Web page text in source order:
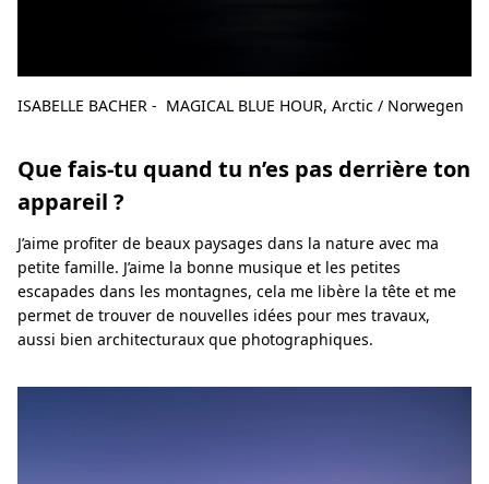
ISABELLE BACHER - MAGICAL BLUE HOUR, Arctic / Norwegen
Que fais-tu quand tu n’es pas derrière ton
appareil ?
J’aime profiter de beaux paysages dans la nature avec ma
petite famille. J’aime la bonne musique et les petites
escapades dans les montagnes, cela me libère la tête et me
permet de trouver de nouvelles idées pour mes travaux,
aussi bien architecturaux que photographiques.